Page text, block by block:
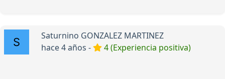
Saturnino GONZALEZ MARTINEZ
hace 4 años -
4 (Experiencia positiva)